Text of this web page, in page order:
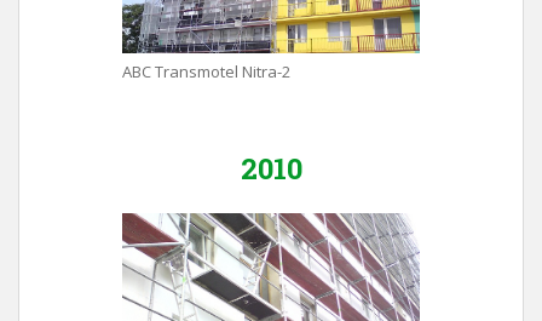
ABC Transmotel Nitra-2
2010